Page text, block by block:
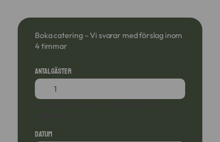
Boka catering – Vi svarar med förslag inom
4 timmar
Antal gäster
Datum